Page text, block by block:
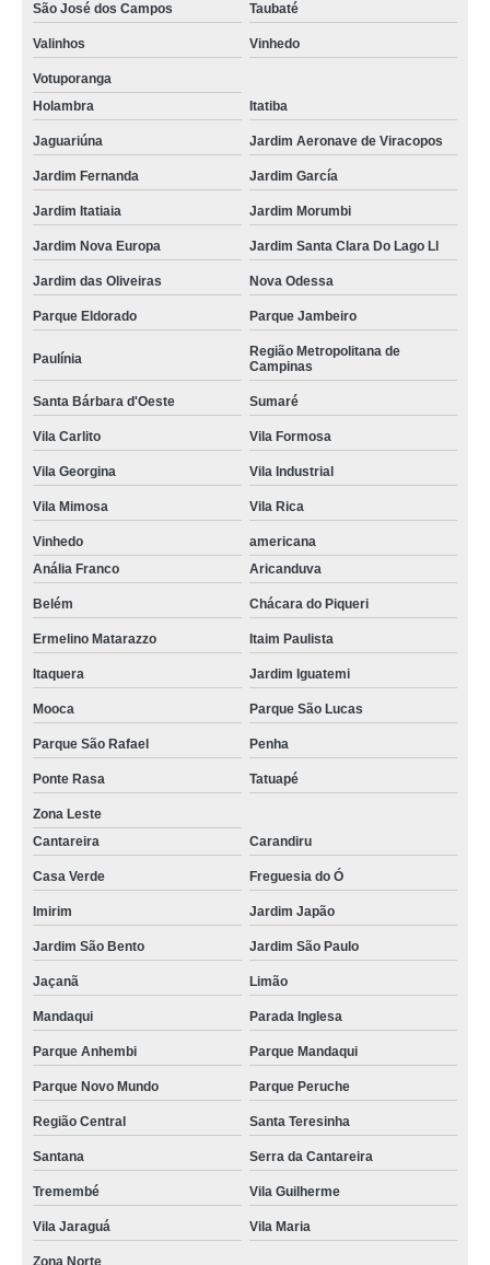
São José dos Campos Taubaté
Valinhos Vinhedo
Votuporanga
Holambra
Itatiba
Jaguariúna Jardim Aeronave de Viracopos
Jardim Fernanda Jardim García
Jardim Itatiaia Jardim Morumbi
Jardim Nova Europa Jardim Santa Clara Do Lago Ll
Jardim das Oliveiras Nova Odessa
Parque Eldorado Parque Jambeiro
Paulínia
Região Metropolitana de
Campinas
Santa Bárbara d'Oeste Sumaré
Vila Carlito Vila Formosa
Vila Georgina Vila Industrial
Vila Mimosa Vila Rica
Vinhedo
americana
Anália Franco
Aricanduva
Belém Chácara do Piqueri
Ermelino Matarazzo Itaim Paulista
Itaquera Jardim Iguatemi
Mooca Parque São Lucas
Parque São Rafael Penha
Ponte Rasa Tatuapé
Zona Leste
Cantareira
Carandiru
Casa Verde Freguesia do Ó
Imirim Jardim Japão
Jardim São Bento Jardim São Paulo
Jaçanã Limão
Mandaqui Parada Inglesa
Parque Anhembi Parque Mandaqui
Parque Novo Mundo Parque Peruche
Região Central Santa Teresinha
Santana Serra da Cantareira
Tremembé Vila Guilherme
Vila Jaraguá Vila Maria
Zona Norte